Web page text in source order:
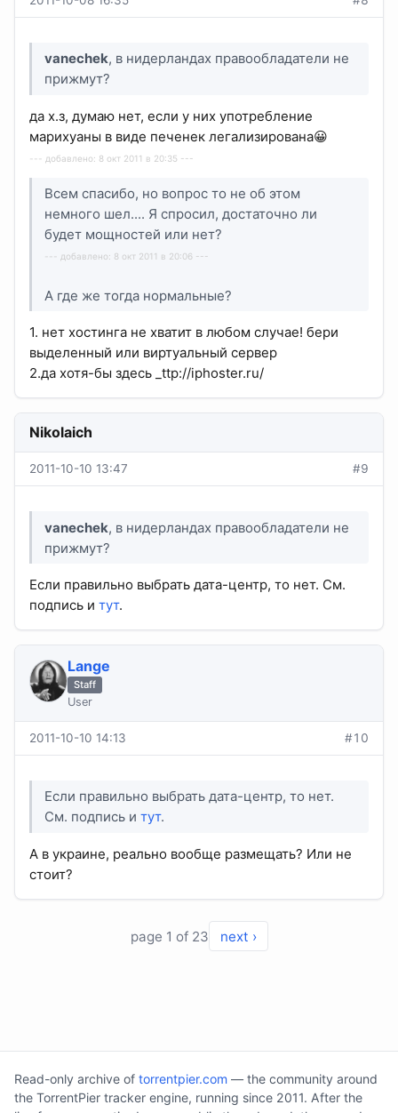
vanechek, в нидерландах правообладатели не
прижмут?
да х.з, думаю нет, если у них употребление
марихуаны в виде печенек легализирована😀
--- добавлено: 8 окт 2011 в 20:35 ---
Всем спасибо, но вопрос то не об этом
немного шел.... Я спросил, достаточно ли
будет мощностей или нет?
--- добавлено: 8 окт 2011 в 20:06 ---
А где же тогда нормальные?
1. нет хостинга не хватит в любом случае! бери
выделенный или виртуальный сервер
2.да хотя-бы здесь _ttp://iphoster.ru/
Nikolaich
2011-10-10 13:47 #9
vanechek, в нидерландах правообладатели не
прижмут?
Если правильно выбрать дата-центр, то нет. См.
подпись и тут.
Lange
Staff
User
2011-10-10 14:13 #10
Если правильно выбрать дата-центр, то нет.
См. подпись итут.
А в украине, реально вообще размещать? Или не
стоит?
page 1 of 23 next ›
Read-only archive of torrentpier.com — the community around
the TorrentPier tracker engine, running since 2011. After the